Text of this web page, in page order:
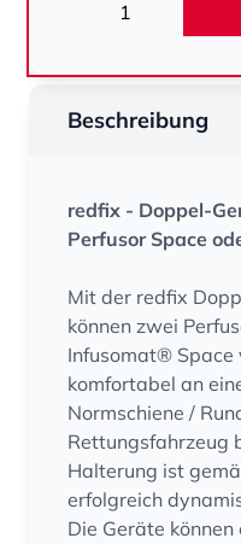
Beschreibung
redfix - Doppel-
Perfusor Space
Mit der redfix
können zwei
Infusomat® Space
komfortabel an
Normschiene /
Rettungsfahrzeug
Halterung ist
erfolgreich
Die Geräte können